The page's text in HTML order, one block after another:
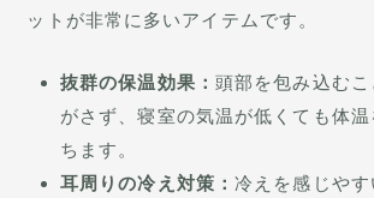
ットが非常に多いアイテムです。
抜群の保温効果： 頭部を包み込むこ
がさず、寝室の気温が低くても体温
ちます。
耳周りの冷え対策：冷えを感じやす